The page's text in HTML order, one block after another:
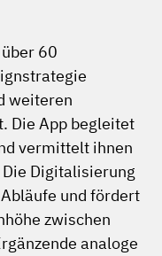
60
weiteren
Die App begleitet
vermittelt ihnen
Digitalisierung
und fördert
zwischen
analoge